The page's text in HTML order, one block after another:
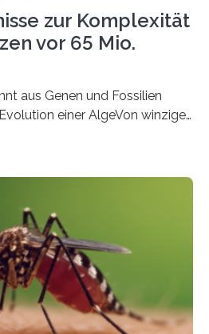
zur Komplexität
vor 65 Mio.
aus Genen und Fossilien
einer AlgeVon winzigen
den komplexesten
von Millionen Jahren
sticht eine Gruppe heraus,
vorkommt: die
Einige Arten
Zellfäden dichte Geflechte
Was auffällig ist: Die